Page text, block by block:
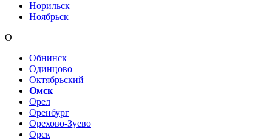
Норильск
Ноябрьск
О
Обнинск
Одинцово
Октябрьский
Омск
Орел
Оренбург
Орехово-Зуево
Орск